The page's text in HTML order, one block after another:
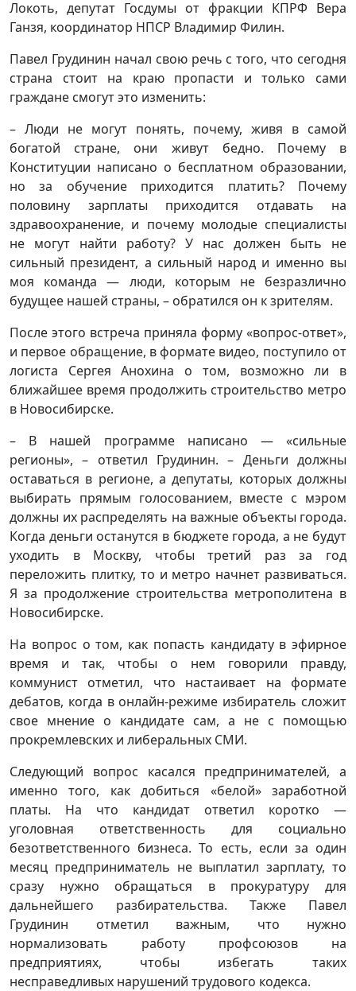
Локоть, депутат Госдумы от фракции КПРФ Вера
Ганзя, координатор НПСР Владимир Филин.
Павел Грудинин начал свою речь с того, что сегодня
страна стоит на краю пропасти и только сами
граждане смогут это изменить:
– Люди не могут понять, почему, живя в самой
богатой стране, они живут бедно. Почему в
Конституции написано о бесплатном образовании,
но за обучение приходится платить? Почему
половину зарплаты приходится отдавать на
здравоохранение, и почему молодые специалисты
не могут найти работу? У нас должен быть не
сильный президент, а сильный народ и именно вы
моя команда — люди, которым не безразлично
будущее нашей страны, – обратился он к зрителям.
После этого встреча приняла форму «вопрос-ответ»,
и первое обращение, в формате видео, поступило от
логиста Сергея Анохина о том, возможно ли в
ближайшее время продолжить строительство метро
в Новосибирске.
– В нашей программе написано — «сильные
регионы», – ответил Грудинин. – Деньги должны
оставаться в регионе, а депутаты, которых должны
выбирать прямым голосованием, вместе с мэром
должны их распределять на важные объекты города.
Когда деньги останутся в бюджете города, а не будут
уходить в Москву, чтобы третий раз за год
переложить плитку, то и метро начнет развиваться.
Я за продолжение строительства метрополитена в
Новосибирске.
На вопрос о том, как попасть кандидату в эфирное
время и так, чтобы о нем говорили правду,
коммунист отметил, что настаивает на формате
дебатов, когда в онлайн-режиме избиратель сложит
свое мнение о кандидате сам, а не с помощью
прокремлевских и либеральных СМИ.
Следующий вопрос касался предпринимателей, а
именно того, как добиться «белой» заработной
платы. На что кандидат ответил коротко —
уголовная ответственность для социально
безответственного бизнеса. То есть, если за один
месяц предприниматель не выплатил зарплату, то
сразу нужно обращаться в прокуратуру для
дальнейшего разбирательства. Также Павел
Грудинин отметил важным, что нужно
нормализовать работу профсоюзов на
предприятиях, чтобы избегать таких
несправедливых нарушений трудового кодекса.